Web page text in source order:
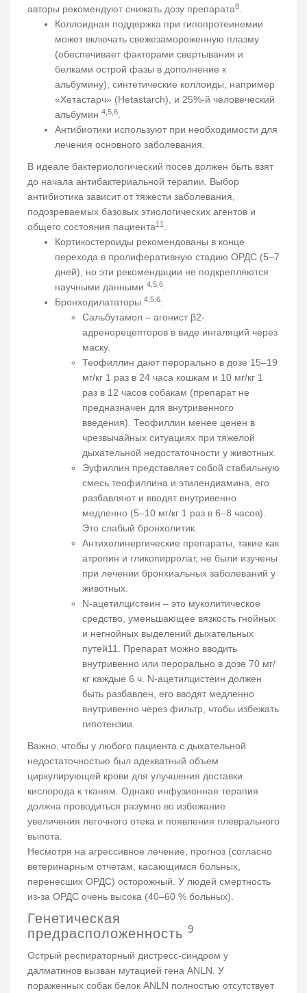
авторы рекомендуют снижать дозу препарата8
Коллоидная поддержка при гипопротеинемии
может включать свежезамороженную плазму
(обеспечивает факторами свертывания и
белками острой фазы в дополнение к
альбумину), синтетические коллоиды, например
«Хетастарч» (Hetastarch), и 25%-й человеческий
альбумин 4,5,6
Антибиотики используют при необходимости для
лечения основного заболевания.
В идеале бактериологический посев должен быть взят
до начала антибактериальной терапии. Выбор
антибиотика зависит от тяжести заболевания,
подозреваемых базовых этиологических агентов и
общего состояния пациента11
Кортикостероиды рекомендованы в конце
перехода в пролиферативную стадию ОРДС (5–7
дней), но эти рекомендации не подкрепляются
научными данными 4,5,6
Бронходилататоры 4,5,6:
Сальбутамол – агонист β2-
адренорецепторов в виде ингаляций через
маску.
Теофиллин дают перорально в дозе 15–19
мг/кг 1 раз в 24 часа кошкам и 10 мг/кг 1
раз в 12 часов собакам (препарат не
предназначен для внутривенного
введения). Теофиллин менее ценен в
чрезвычайных ситуациях при тяжелой
дыхательной недостаточности у животных.
Эуфиллин представляет собой стабильную
смесь теофиллина и этилендиамина, его
разбавляют и вводят внутривенно
медленно (5–10 мг/кг 1 раз в 6–8 часов).
Это слабый бронхолитик.
Антихолинергические препараты, такие как
атропин и гликопирролат, не были изучены
при лечении бронхиальных заболеваний у
животных.
N-ацетилцистеин – это муколитическое
средство, уменьшающее вязкость гнойных
и негнойных выделений дыхательных
путей11. Препарат можно вводить
внутривенно или перорально в дозе 70 мг/
кг каждые 6 ч. N-ацетилцистеин должен
быть разбавлен, его вводят медленно
внутривенно через фильтр, чтобы избежать
гипотензии.
Важно, чтобы у любого пациента с дыхательной
недостаточностью был адекватный объем
циркулирующей крови для улучшения доставки
кислорода к тканям. Однако инфузионная терапия
должна проводиться разумно во избежание
увеличения легочного отека и появления плеврального
выпота.
Несмотря на агрессивное лечение, прогноз (согласно
ветеринарным отчетам, касающимся больных,
перенесших ОРДС) осторожный. У людей смертность
из-за ОРДС очень высока (40–60 % больных).
Генетическая
предрасположенность 9
Острый респираторный дистресс-синдром у
далматинов вызван мутацией гена ANLN. У
пораженных собак белок ANLN полностью отсутствует